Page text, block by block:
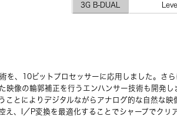
3G B-DUAL
を、10ビットプロセッサーに応用しました。さ
映像の輪郭補正を行うエンハンサー技術も開発
ことによりデジタルながらアナログ的な自然な映
え、I／P変換を最適化することでシャープでクリ